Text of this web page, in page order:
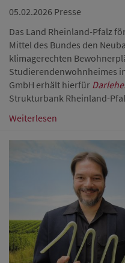
05.02.2026 Presse
Das Land Rheinland-Pfalz
Mittel des Bundes den
klimagerechten
Studierendenwohnheimes
GmbH erhält hierfür
Strukturbank Rheinland-
Weiterlesen